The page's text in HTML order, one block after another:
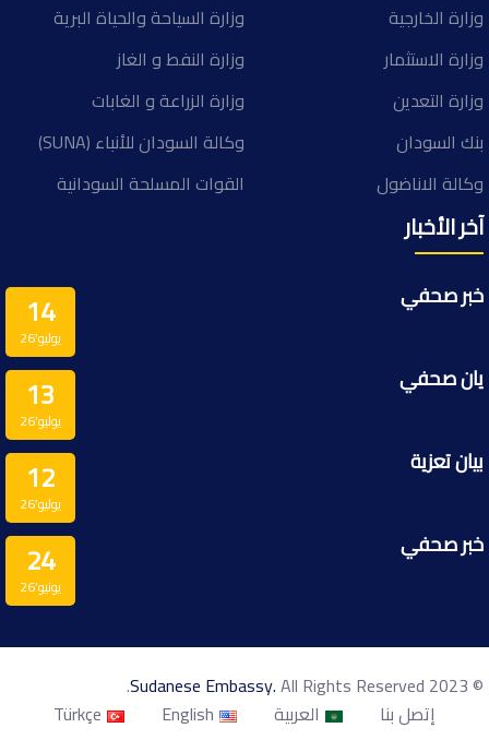
وزارة الخارجية
وزارة السياحة والحياة البرية
وزارة الاستثمار
وزارة النفط و الغاز
وزارة التعدين
وزارة الزراعة و الغابات
بنك السودان
وكالة السودان للأنباء (SUNA)
وكالة الاناضول
القوات المسلحة السودانية
آخر الأخبار
14
يوليو’26
خبر صحفي
13
يوليو’26
يان صحفي
12
يوليو’26
بيان تعزية
24
يونيو’26
خبر صحفي
© 2023
Sudanese Embassy.All Rights Reserved.
إتصل بنا
العربية English
Türkçe